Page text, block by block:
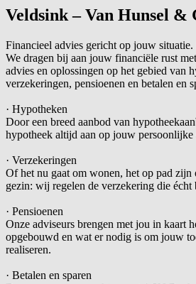
Veldsink – Van Hunsel &
Financieel advies gericht op jouw
We dragen bij aan jouw financiële rust
advies en oplossingen op het gebied van
verzekeringen, pensioenen en betalen en
· Hypotheken
Door een breed aanbod van
hypotheek altijd aan op jouw persoonlijke
· Verzekeringen
Of het nu gaat om wonen, het op pad
gezin: wij regelen de verzekering die écht
· Pensioenen
Onze adviseurs brengen met jou in kaart
opgebouwd en wat er nodig is om jouw
realiseren.
· Betalen en sparen